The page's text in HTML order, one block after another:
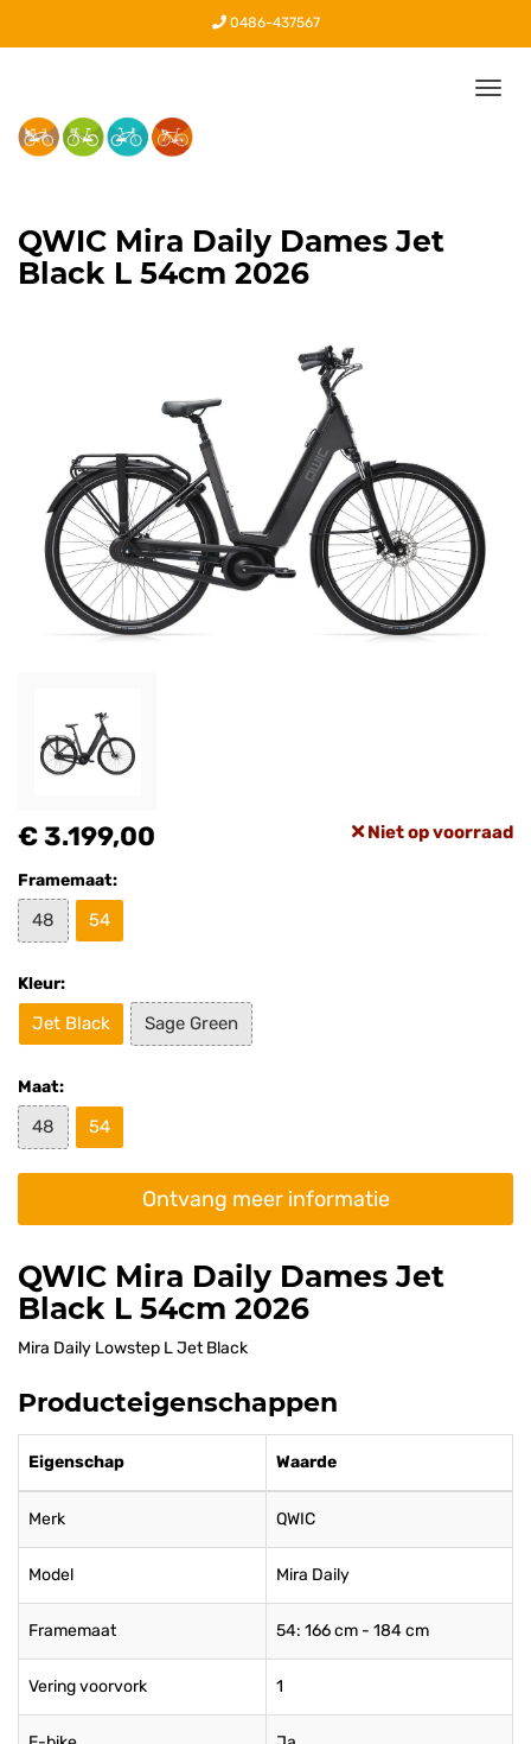
0486-437567
QWIC Mira Daily Dames Jet
Black L 54cm 2026
€ 3.199,00 Niet op voorraad
Framemaat:
48 54
Kleur:
Jet Black Sage Green
Maat:
48 54
Ontvang meer informatie
QWIC Mira Daily Dames Jet
Black L 54cm 2026
Mira Daily Lowstep L Jet Black
Producteigenschappen
Eigenschap Waarde
Merk QWIC
Model Mira Daily
Framemaat 54: 166 cm - 184 cm
Vering voorvork 1